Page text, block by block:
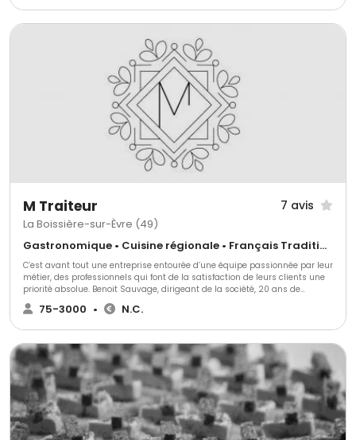
M Traiteur 7 avis
La Boissière-sur-Èvre (49)
Gastronomique • Cuisine régionale • Français Traditionnel
C’est avant tout une entreprise entourée d’une équipe passionnée par leur
métier, des professionnels qui font de la satisfaction de leurs clients une
priorité absolue. Benoit Sauvage, dirigeant de la société, 20 ans de
carrière dans l’évènement, dont 15 ans en tant que directeur de salle au
sein du Val d’Evre Traiteur, décide à l’arrêt de l’activité de cette entreprise
traiteur afin d'assurer un repas de qualité. Nos cocktails et repas sont
réalisés dans leur globalité par nos équipes ; produits frais arrivés bruts
et cuisinés. Les produits frais ne sont achetés qu’en fonction des
fabrications prévues.
75-3000 • N.C.